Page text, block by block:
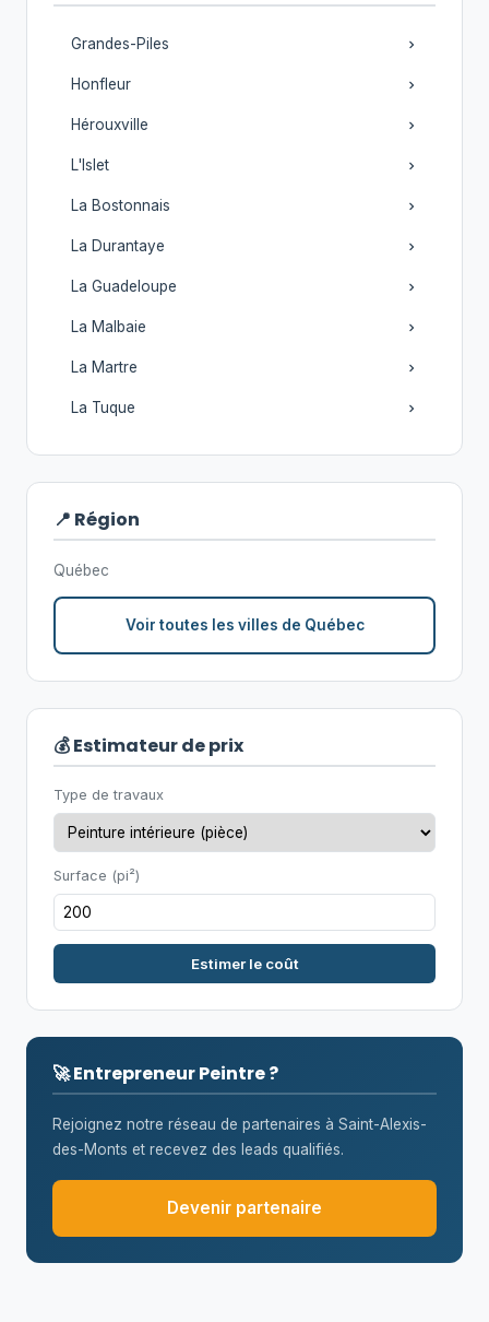
Grandes-Piles
Honfleur
Hérouxville
L'Islet
La Bostonnais
La Durantaye
La Guadeloupe
La Malbaie
La Martre
La Tuque
📍 Région
Québec
Voir toutes les villes de Québec
💰 Estimateur de prix
Type de travaux
Surface (pi²)
Estimer le coût
🚀 Entrepreneur Peintre ?
Rejoignez notre réseau de partenaires à Saint-Alexis-
des-Monts et recevez des leads qualifiés.
Devenir partenaire